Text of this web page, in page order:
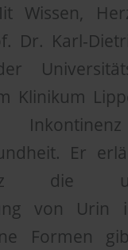
Wissen,
Dr. Karl-
Klinikum
Er
die
von Urin
Formen